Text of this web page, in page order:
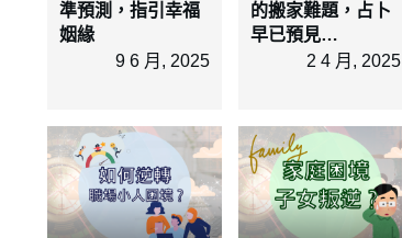
準預測，指引幸福
姻緣
9 6 月, 2025
的搬家難題，占卜
早已預見…
2 4 月, 2025